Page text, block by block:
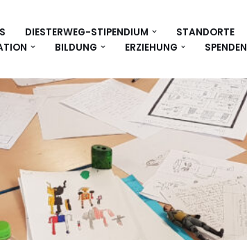
DIESTERWEG-STIPENDIUM STANDORTE
BILDUNG ERZIEHUNG SPENDEN